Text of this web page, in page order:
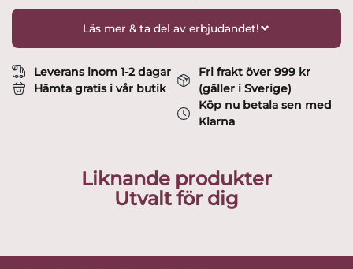
Läs mer & ta del av erbjudandet!
Leverans inom 1-2 dagar
Hämta gratis i vår butik
Fri frakt över 999 kr
(gäller i Sverige)
Köp nu betala sen med
Klarna
Liknande produkter
Utvalt för dig